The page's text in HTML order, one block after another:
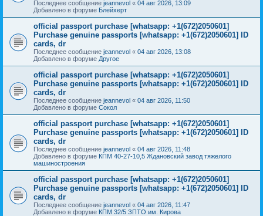
Последнее сообщение jeannevol « 04 авг 2026, 13:09
Добавлено в форуме Блейхерт
official passport purchase [whatsapp: +1(672)2050601]
Purchase genuine passports [whatsapp: +1(672)2050601] ID
cards, dr
Последнее сообщение jeannevol « 04 авг 2026, 13:08
Добавлено в форуме Другое
official passport purchase [whatsapp: +1(672)2050601]
Purchase genuine passports [whatsapp: +1(672)2050601] ID
cards, dr
Последнее сообщение jeannevol « 04 авг 2026, 11:50
Добавлено в форуме Сокол
official passport purchase [whatsapp: +1(672)2050601]
Purchase genuine passports [whatsapp: +1(672)2050601] ID
cards, dr
Последнее сообщение jeannevol « 04 авг 2026, 11:48
Добавлено в форуме КПМ 40-27-10,5 Ждановский завод тяжелого
машиностроения
official passport purchase [whatsapp: +1(672)2050601]
Purchase genuine passports [whatsapp: +1(672)2050601] ID
cards, dr
Последнее сообщение jeannevol « 04 авг 2026, 11:47
Добавлено в форуме КПМ 32/5 ЗПТО им. Кирова